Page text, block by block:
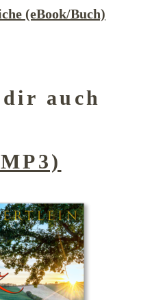
(eBook/Buch)
auch